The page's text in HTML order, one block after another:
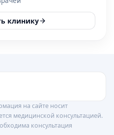
клинику
на сайте носит
медицинской консультацией.
консультация